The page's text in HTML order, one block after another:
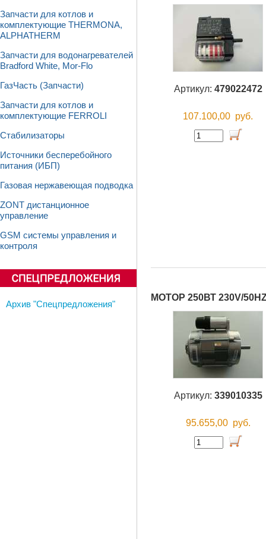
Запчасти для котлов и
комплектующие THERMONA,
ALPHATHERM
Запчасти для водонагревателей
Bradford White, Mor-Flo
ГазЧасть (Запчасти)
Запчасти для котлов и
комплектующие FERROLI
Стабилизаторы
Источники бесперебойного
питания (ИБП)
Газовая нержавеющая подводка
ZONT дистанционное
управление
GSM системы управления и
контроля
Архив "Спецпредложения"
Артикул: 479022472
107.100,00 руб.
МОТОР 250ВТ 230V/
Артикул: 339010335
95.655,00 руб.